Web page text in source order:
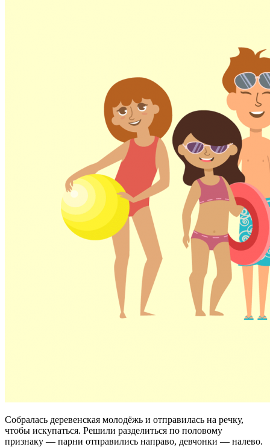
Собралась деревенская молодёжь и отправилась на речку,
чтобы искупаться. Решили разделиться по половому
признаку — парни отправились направо, девчонки — налево.